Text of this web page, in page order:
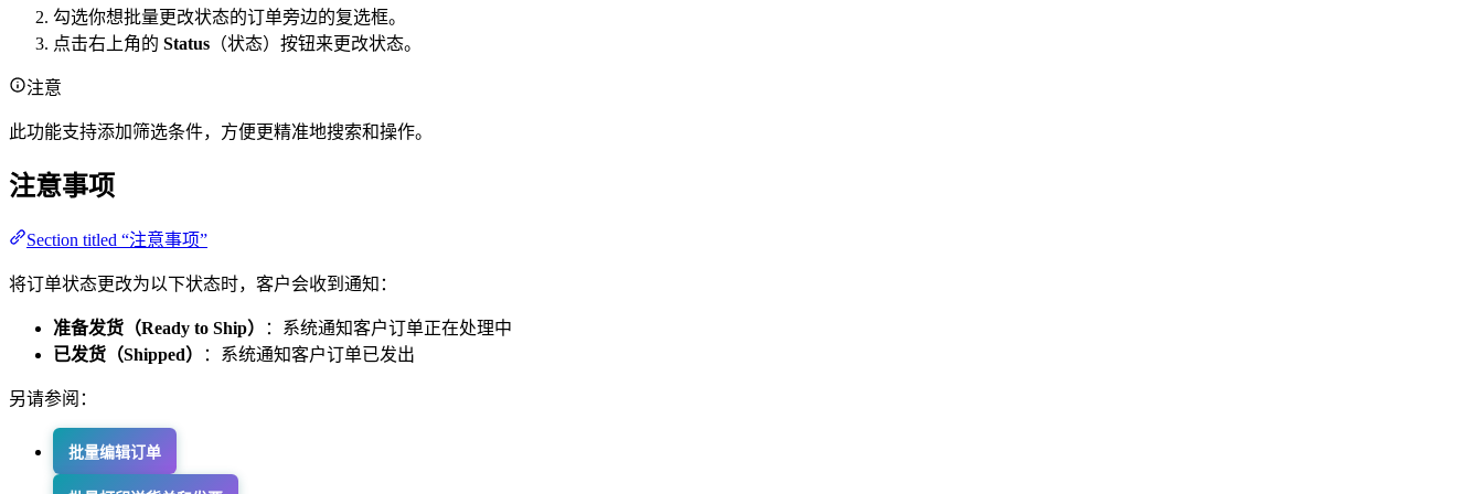
勾选你想批量更改状态的订单旁边的复选框。
点击右上角的 Status （状态）按钮来更改状态。
注意
此功能支持添加筛选条件，方便更精准地搜索和操作。
注意事项
Section titled “注意事项”
将订单状态更改为以下状态时，客户会收到通知：
准备发货（Ready to Ship）
：系统通知客户订单正在处理中
已发货（Shipped）
：系统通知客户订单已发出
另请参阅：
批量编辑订单